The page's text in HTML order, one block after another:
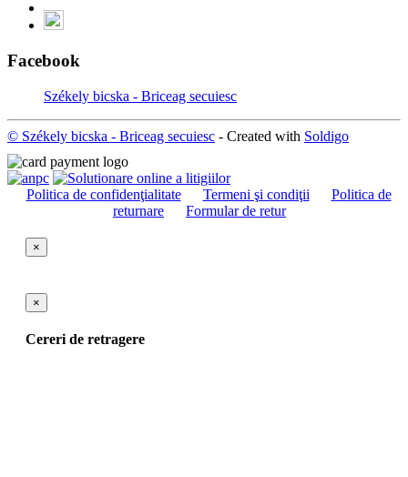
Facebook
Székely bicska - Briceag secuiesc
© Székely bicska - Briceag secuiesc - Created with Soldigo
Politica de confidenţialitate Termeni şi condiţii
Politica de
returnare
Formular de retur
×
×
Cereri de retragere